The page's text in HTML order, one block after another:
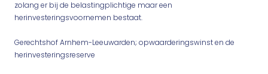
zolang er bij de belastingplichtige maar een
herinvesteringsvoornemen bestaat.
Gerechtshof Arnhem-Leeuwarden; opwaarderingswinst en de
herinvesteringsreserve